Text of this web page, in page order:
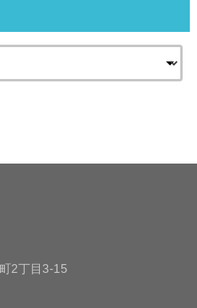
2丁目3-15